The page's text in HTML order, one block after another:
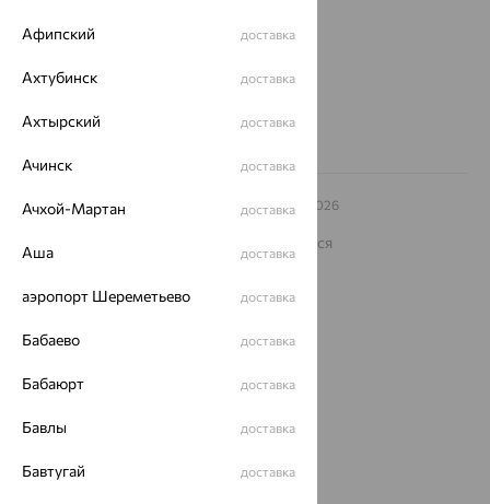
Другие города
Заказать звонок
© ООО «Ювелирный дом «Кристалл»,2009 – 2026
Архив акций
На информационном ресурсе применяются
рекомендательные технологии
ОГРН 1044800168379
Политика конфеденциальности
Разработка сайта —
Афипский доставка
Ахтубинск доставка
Ахтырский доставка
Ачинск доставка
Ачхой-Мартан доставка
Аша доставка
аэропорт Шереметьево доставка
Бабаево доставка
Бабаюрт доставка
Бавлы доставка
Бавтугай доставка